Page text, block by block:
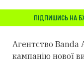
ПІДПИШИСЬ НА
Агентство Banda
кампанію нової